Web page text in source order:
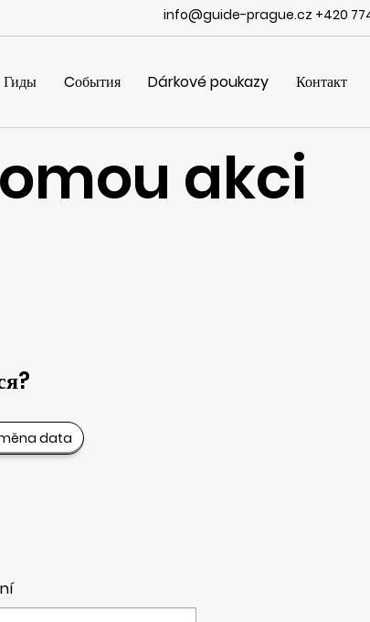
info@guide-prague.cz +420
Гиды Cобытия Dárkové poukazy Контакт
akci
data